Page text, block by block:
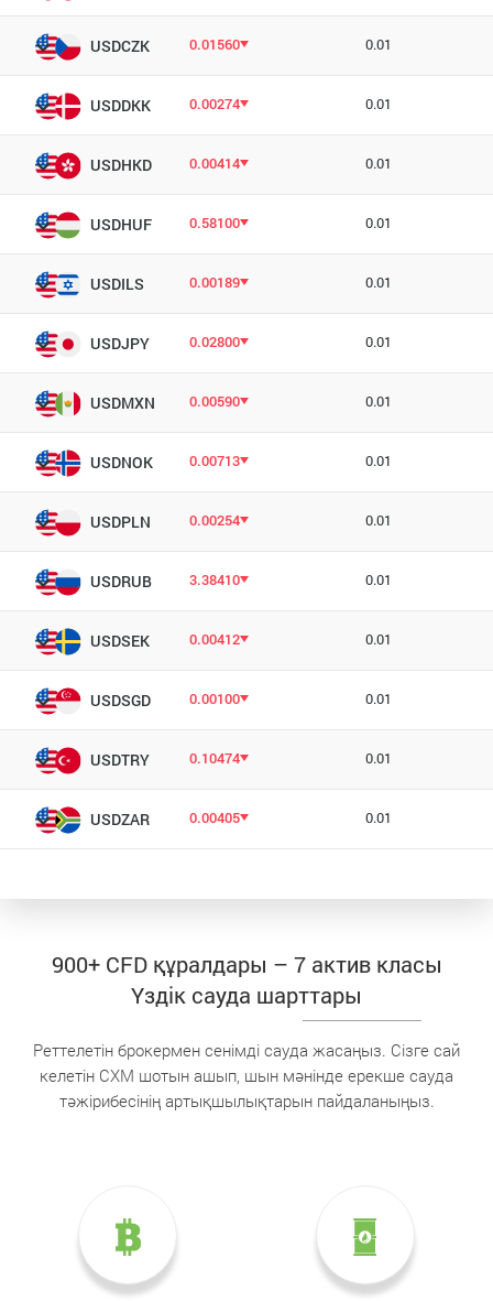
USDCZK 0.01560 0.01
USDDKK 0.00274 0.01
USDHKD 0.00414 0.01
USDHUF 0.58100 0.01
USDILS 0.00189 0.01
USDJPY 0.02800 0.01
USDMXN 0.00590 0.01
USDNOK 0.00713 0.01
USDPLN 0.00254 0.01
USDRUB 3.38410 0.01
USDSEK 0.00412 0.01
USDSGD 0.00100 0.01
USDTRY 0.10474 0.01
USDZAR 0.00405 0.01
900+ CFD құралдары – 7 актив класы
Үздік сауда шарттары
Реттелетін брокермен сенімді сауда жасаңыз. Сізге сай
келетін CXM шотын ашып, шын мәнінде ерекше сауда
тәжірибесінің артықшылықтарын пайдаланыңыз.